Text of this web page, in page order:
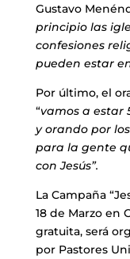
Gustavo
principio las
confesiones
pueden estar
Por último, el
“vamos a estar
y orando por
para la gente
con Jesús”.
La Campaña
18 de Marzo en
gratuita, será
por Pastores